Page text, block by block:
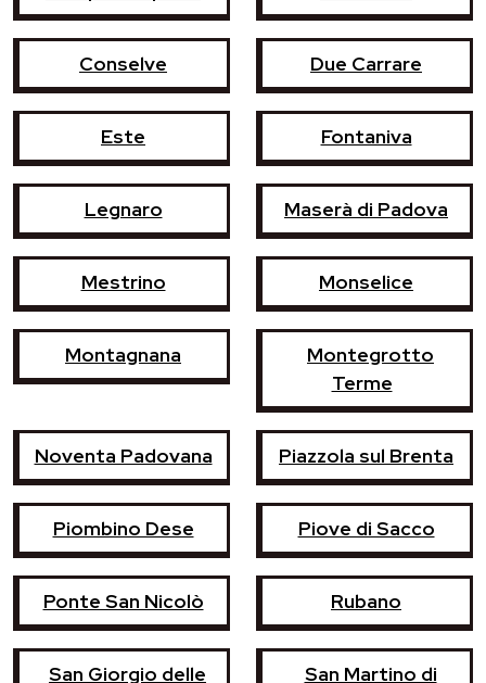
Conselve Due Carrare
Este Fontaniva
Legnaro Maserà di Padova
Mestrino Monselice
Montagnana
Montegrotto
Terme
Noventa Padovana Piazzola sul Brenta
Piombino Dese Piove di Sacco
Ponte San Nicolò Rubano
San Giorgio delle San Martino di